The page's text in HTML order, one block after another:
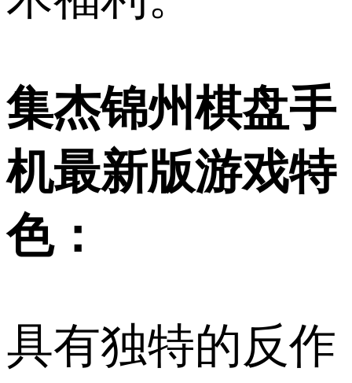
集杰锦州棋盘手
机最新版游戏特
色：
具有独特的反作